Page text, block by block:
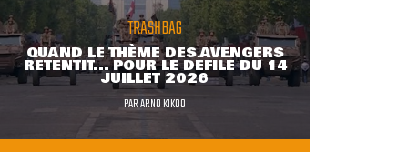
TRASHBAG
QUAND LE THÈME DES AVENGERS
RETENTIT... POUR LE DÉFILÉ DU 14
JUILLET 2026
PARARNO KIKOO